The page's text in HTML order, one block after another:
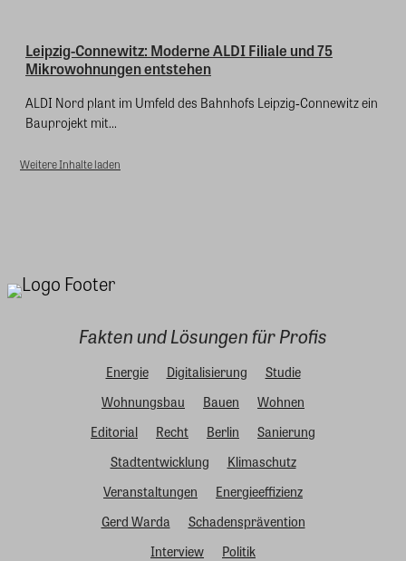
Leipzig-Connewitz: Moderne ALDI Filiale und 75
Mikrowohnungen entstehen
ALDI Nord plant im Umfeld des Bahnhofs Leipzig‑Connewitz ein
Bauprojekt mit...
Weitere Inhalte laden
Fakten und Lösungen für Profis
Energie Digitalisierung
Studie
Wohnungsbau
Bauen
Wohnen
Editorial
Recht Berlin
Sanierung
Stadtentwicklung
Klimaschutz
Veranstaltungen
Energieeffizienz
Gerd Warda
Schadensprävention
Interview
Politik